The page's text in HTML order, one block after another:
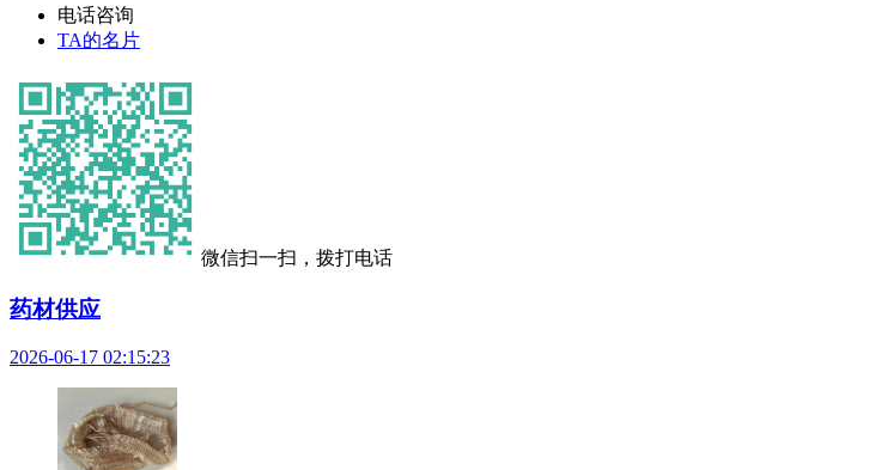
电话咨询
TA的名片
微信扫一扫，拨打电话
药材供应
2026-06-17 02:15:23